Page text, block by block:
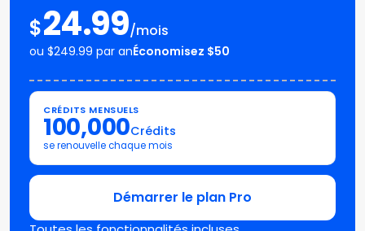
$24.99/mois
ou $249.99 par anÉconomisez $50
CRÉDITS MENSUELS
100,000Crédits
se renouvelle chaque mois
Démarrer le plan Pro